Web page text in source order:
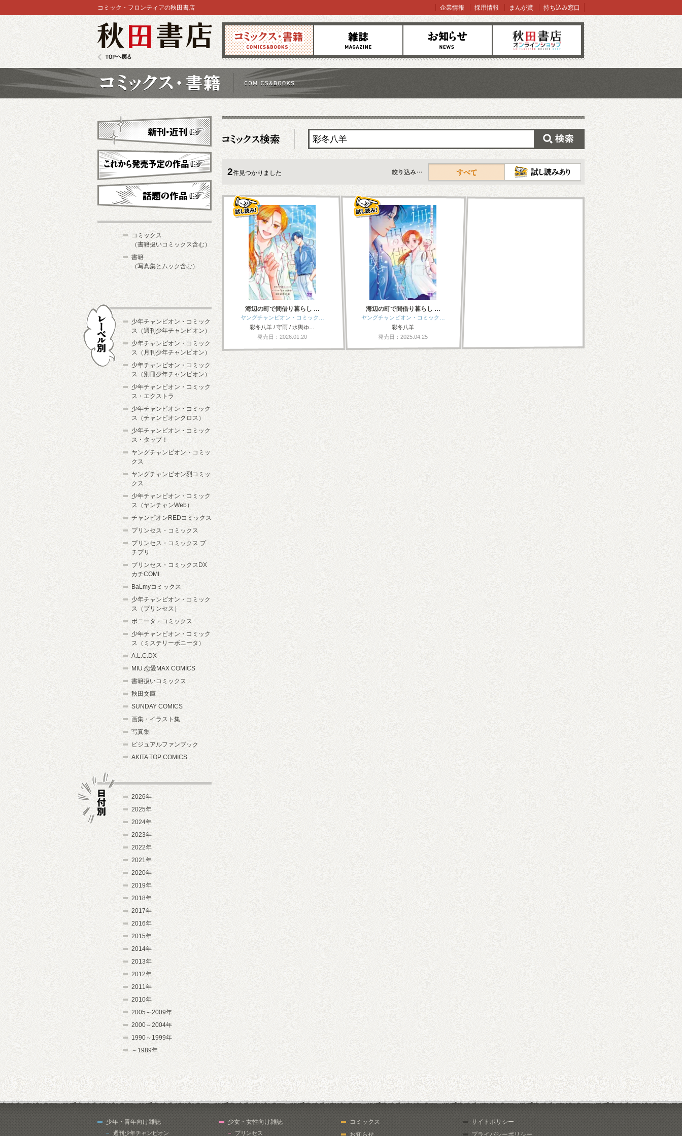
コミックス 雑誌 お知らせ オンラインショップ
コミック・フロンティアの秋田書店 企業情報 採用情報 まんが賞 持ち込み窓口
2件見つかりました
すべて
海辺の町で間借り暮らし …
ヤングチャンピオン・コミック…
彩冬八羊 / 守雨 / 水輿ゆ…
発売日：2026.01.20
海辺の町で間借り暮らし …
ヤングチャンピオン・コミック…
彩冬八羊
発売日：2025.04.25
新刊・近刊
これから発売予定
コミックス
（書籍扱いコミックス含む）
書籍
（写真集とムック含む）
少年チャンピオン・コミック
ス（週刊少年チャンピオン）
少年チャンピオン・コミック
ス（月刊少年チャンピオン）
少年チャンピオン・コミック
ス（別冊少年チャンピオン）
少年チャンピオン・コミック
ス・エクストラ
少年チャンピオン・コミック
ス（チャンピオンクロス）
少年チャンピオン・コミック
ス・タップ！
ヤングチャンピオン・コミッ
クス
ヤングチャンピオン烈コミッ
クス
少年チャンピオン・コミック
ス（ヤンチャンWeb）
チャンピオンREDコミックス
プリンセス・コミックス
プリンセス・コミックス プ
チプリ
プリンセス・コミックスDX
カチCOMI
BaLmyコミックス
少年チャンピオン・コミック
ス（プリンセス）
ボニータ・コミックス
少年チャンピオン・コミック
ス（ミステリーボニータ）
A.L.C.DX
MIU 恋愛MAX COMICS
書籍扱いコミックス
秋田文庫
SUNDAY COMICS
画集・イラスト集
写真集
ビジュアルファンブック
AKITA TOP COMICS
2026年
2025年
2024年
2023年
2022年
2021年
2020年
2019年
2018年
2017年
2016年
2015年
2014年
2013年
2012年
2011年
2010年
2005～2009年
2000～2004年
1990～1999年
～1989年
少年・青年向け雑誌
週刊少年チャンピオン
少女・女性向け雑誌
プリンセス
コミックス
お知らせ
サイトポリシー
プライバシーポリシー